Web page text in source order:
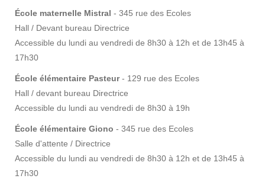
École maternelle Mistral - 345 rue des Ecoles
Hall / Devant bureau Directrice
Accessible du lundi au vendredi de 8h30 à 12h et de 13h45 à
17h30
École élémentaire Pasteur- 129 rue des Ecoles
Hall / devant bureau Directrice
Accessible du lundi au vendredi de 8h30 à 19h
École élémentaire Giono - 345 rue des Ecoles
Salle d'attente / Directrice
Accessible du lundi au vendredi de 8h30 à 12h et de 13h45 à
17h30